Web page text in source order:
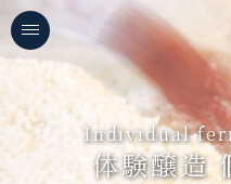
Individual
体験醸造